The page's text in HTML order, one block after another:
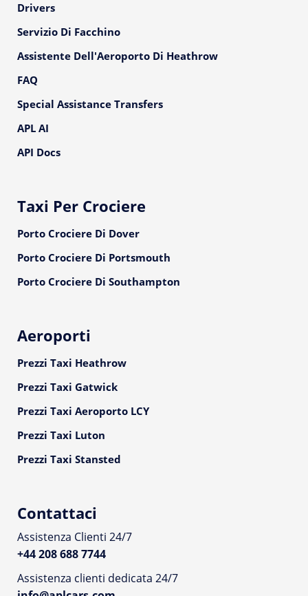
Drivers
Servizio Di Facchino
Assistente Dell'Aeroporto Di Heathrow
FAQ
Special Assistance Transfers
APL AI
API Docs
Taxi Per Crociere
Porto Crociere Di Dover
Porto Crociere Di Portsmouth
Porto Crociere Di Southampton
Aeroporti
Prezzi Taxi Heathrow
Prezzi Taxi Gatwick
Prezzi Taxi Aeroporto LCY
Prezzi Taxi Luton
Prezzi Taxi Stansted
Contattaci
Assistenza Clienti 24/7
+44 208 688 7744
Assistenza clienti dedicata 24/7